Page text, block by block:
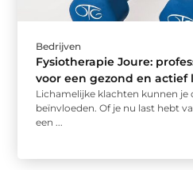
Bedrijven
Fysiotherapie Joure:
voor een gezond en actief
Lichamelijke klachten kunnen je
beïnvloeden. Of je nu last hebt
een ...